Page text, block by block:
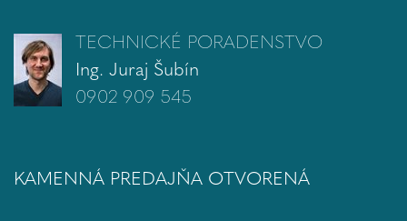
TECHNICKÉ PORADENSTVO
Ing. Juraj Šubín
0902 909 545
KAMENNÁ PREDAJŇA OTVORENÁ